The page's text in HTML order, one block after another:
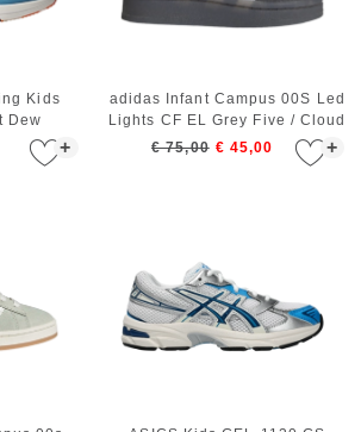
+
Kids
Dew
+
adidas Infant Campus 00S Led
Lights CF EL Grey Five / Cloud
White / Grey Two
€ 75,00 € 45,00